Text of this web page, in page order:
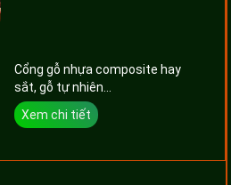
Cổng gỗ nhựa composite hay
sắt, gỗ tự nhiên...
Xem chi tiết